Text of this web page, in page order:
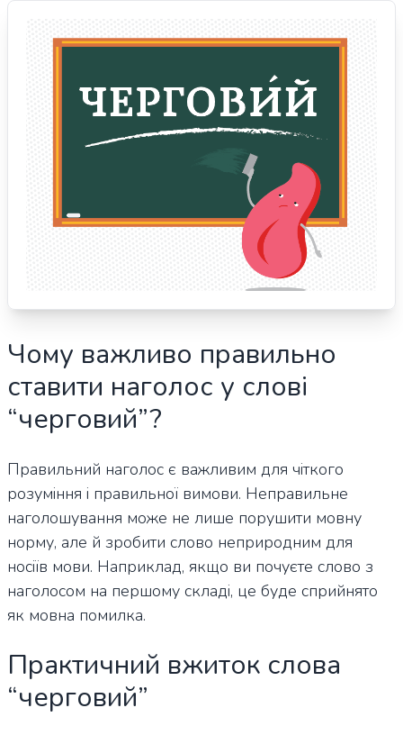
Чому важливо правильно
ставити наголос у слові
“черговий”?
Правильний наголос є важливим для чіткого
розуміння і правильної вимови. Неправильне
наголошування може не лише порушити мовну
норму, але й зробити слово неприродним для
носіїв мови. Наприклад, якщо ви почуєте слово з
наголосом на першому складі, це буде сприйнято
як мовна помилка.
Практичний вжиток слова
“черговий”